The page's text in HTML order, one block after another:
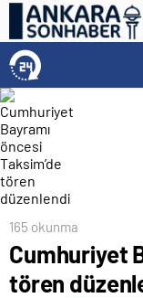
165 okunma
Cumhuriyet
tören